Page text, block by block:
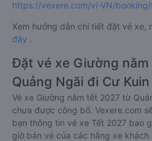
https://vexere.com/vi-VN/
Xem hướng dẫn chi tiết đặt vé xe,
đây .
Đặt vé xe Giường
Quảng Ngãi đi Cư Kuin
Vé xe Giường nằm tết 2027 từ
chưa được công bố. Vexere.com
bạn thông tin vé xe Tết 2027 bao
giờ bán vé của các hãng xe